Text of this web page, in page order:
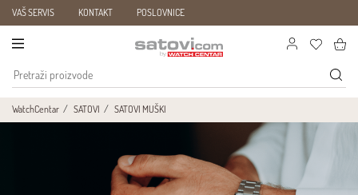
VAŠ SERVIS KONTAKT POSLOVNICE
WatchCentar SATOVI SATOVI MUŠKI